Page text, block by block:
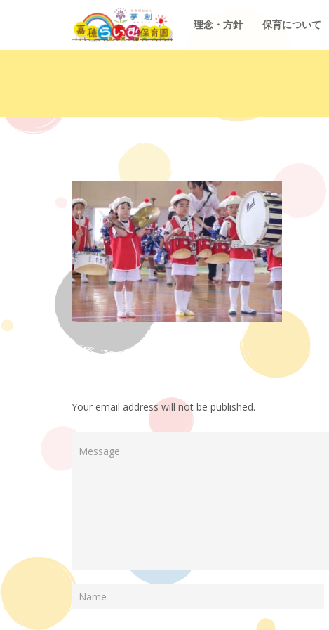
理念・方針 保育について
Your email address will not be published.